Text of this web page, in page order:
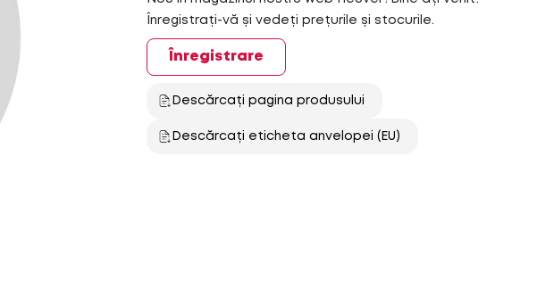
Înregistrați-vă și vedeți prețurile și stocurile.
Înregistrare
Descărcați pagina produsului
Descărcați eticheta anvelopei (EU)